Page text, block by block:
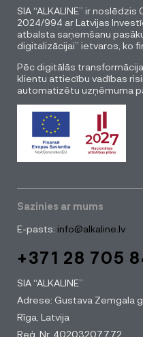
SIA “ALKALINE” ir
2024/994 ar Latvijas
atbalsta saņemšanu
digitalizācijai” ietvaros, ko
Pēc digitālās
klientu attiecību vadības
automatizētu uzņēmuma
Sazinies ar mums
E-pasts: info@alkaline.lv
+371 28 705
SIA “ALKALINE”
Adrese: Gustava Zemgala
Rīga, Latvija
Reģ. Nr. 40203207772